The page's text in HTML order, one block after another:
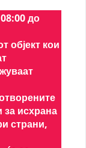
до
објект кои
за исхрана
страни,